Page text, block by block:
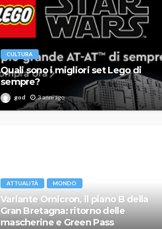
CULTURA
Quali sono i migliori set Lego di
sempre?
god 3 anni ago
ATTUALITÀ MONDO
Variante Omicron, il piano B della
Gran Bretagna: ritorno delle
mascherine e Green Pass